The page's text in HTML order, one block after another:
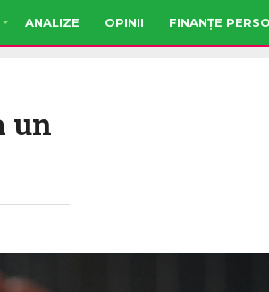
ANALIZE OPINII FINANȚE
un